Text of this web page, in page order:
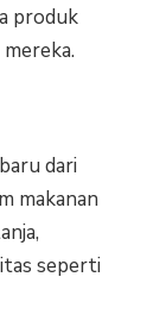
produk
dari
makanan
seperti